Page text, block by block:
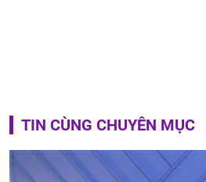
TIN CÙNG CHUYÊN MỤC